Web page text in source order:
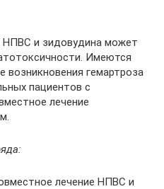
НПВС и зидовудина может
Имеются
гемартроза
пациентов с
лечение
лечение НПВС и